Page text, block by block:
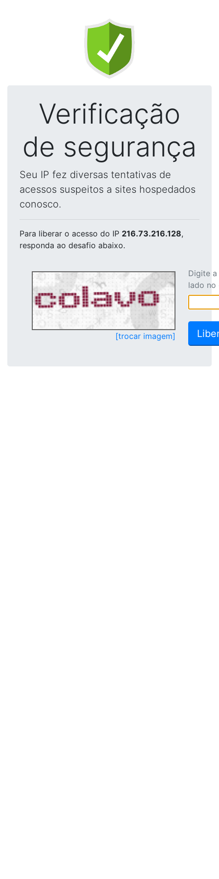
Verificação
de segurança
Seu IP fez diversas tentativas de
acessos suspeitos a sites hospedados
conosco.
Para liberar o acesso do IP 216.73.216.128,
responda ao desafio abaixo.
[trocar imagem]
Digite
lado no